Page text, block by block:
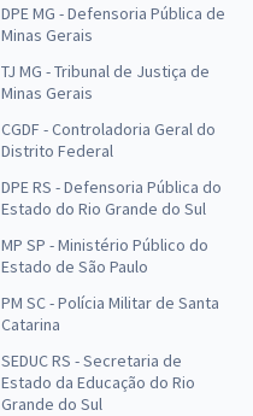
DPE MG - Defensoria Pública de
Minas Gerais
TJ MG - Tribunal de Justiça de
Minas Gerais
CGDF - Controladoria Geral do
Distrito Federal
DPE RS - Defensoria Pública do
Estado do Rio Grande do Sul
MP SP - Ministério Público do
Estado de São Paulo
PM SC - Polícia Militar de Santa
Catarina
SEDUC RS - Secretaria de
Estado da Educação do Rio
Grande do Sul